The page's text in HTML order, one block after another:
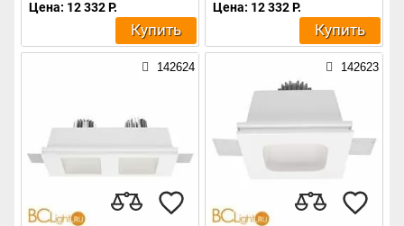
Цена: 12 332 Р.
Купить
Цена: 12 332 Р.
Купить
142624 142623